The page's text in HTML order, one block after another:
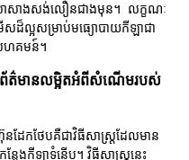
លាសាងសង់លឿនជាងមុន។ លក្ខណៈ
ើសដ៏ល្អសម្រាប់មធ្យោបាយកីឡាជា
សហគមន៍។
ត៌មានលម្អិតអំពីសំណើមរបស់
កថែបគឺជាវិធីសាស្រ្តដែលមាន
ែងកីឡាទំនើប។ វិធីសាស្រ្តនេះ